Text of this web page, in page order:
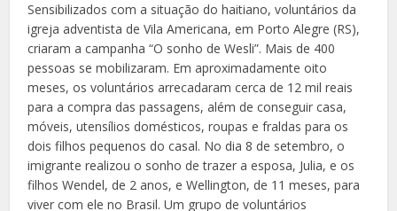
Sensibilizados com a situação do haitiano, voluntários da
igreja adventista de Vila Americana, em Porto Alegre (RS),
criaram a campanha “O sonho de Wesli”. Mais de 400
pessoas se mobilizaram. Em aproximadamente oito
meses, os voluntários arrecadaram cerca de 12 mil reais
para a compra das passagens, além de conseguir casa,
móveis, utensílios domésticos, roupas e fraldas para os
dois filhos pequenos do casal. No dia 8 de setembro, o
imigrante realizou o sonho de trazer a esposa, Julia, e os
filhos Wendel, de 2 anos, e Wellington, de 11 meses, para
viver com ele no Brasil. Um grupo de voluntários